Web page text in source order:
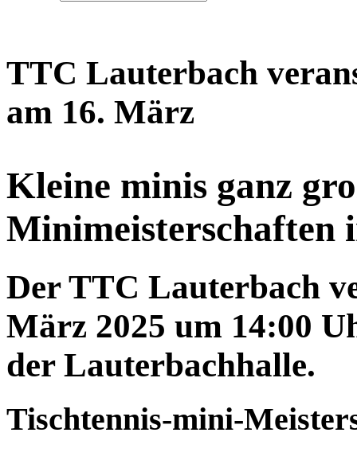
TTC Lauterbach
am 16. März
Kleine minis ganz
Minimeisterschaften
Der TTC Lauterbach
März 2025 um 14:00
der Lauterbachhalle.
Tischtennis-mini-